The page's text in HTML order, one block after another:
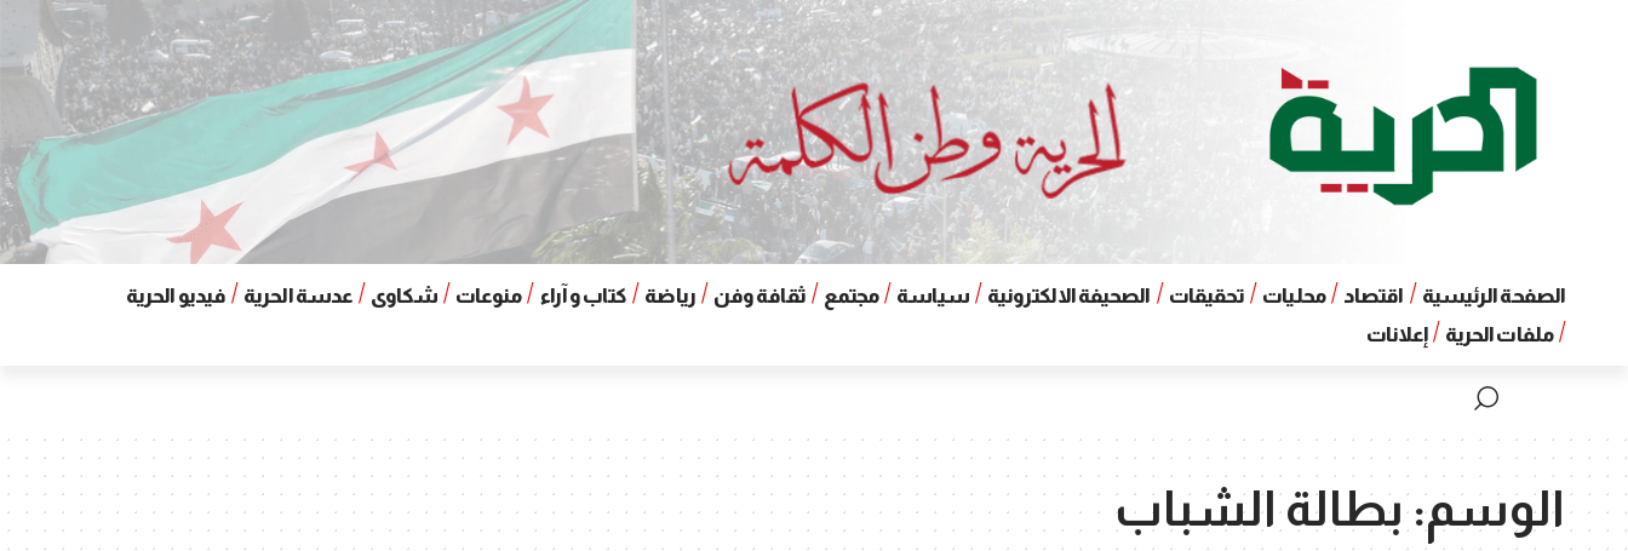
الصفحة الرئيسية اقتصاد محليات تحقيقات الصحيفة الالكترونية سياسة مجتمع ثقافة وفن رياضة كتاب و آراء منوعات شكاوى عدسة الحرية
فيديو الحرية
ملفات الحرية
إعلانات
الوسم:بطالة الشباب